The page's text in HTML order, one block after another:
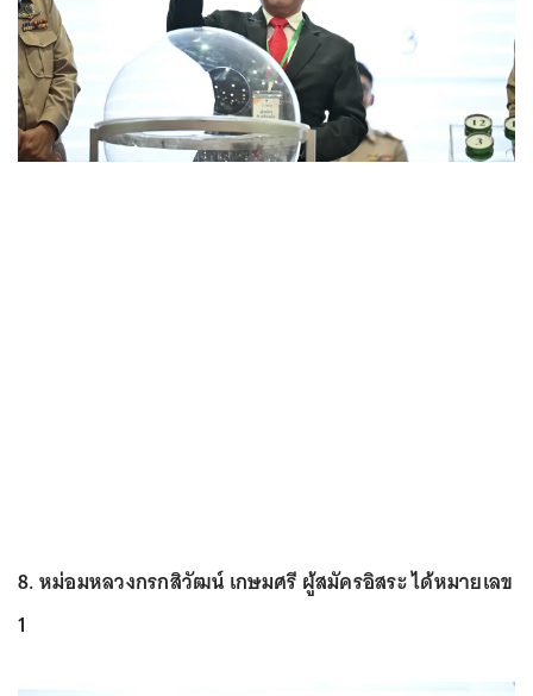
8. หม่อมหลวงกรกสิวัฒน์ เกษมศรี ผู้สมัครอิสระ ได้หมายเลข
1